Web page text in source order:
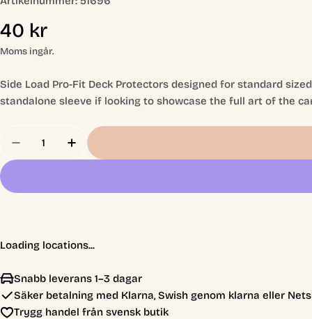
Ordinarie
pris
40 kr
Moms ingår.
Side Load Pro-Fit Deck Protectors designed for standard
standalone sleeve if looking to showcase the full art of the
Minska Antal För Standard Size Pro-Fit Side-Load
Öka Antal För Standard Size Pro-Fit
Loading locations...
Snabb leverans 1–3 dagar
Säker betalning med Klarna, Swish genom klarna eller
Trygg handel från svensk butik